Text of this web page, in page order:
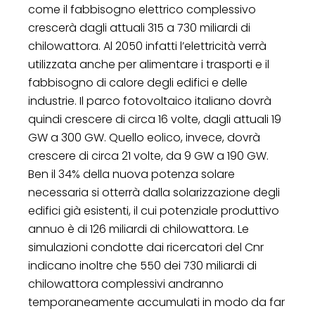
come il fabbisogno elettrico complessivo
crescerà dagli attuali 315 a 730 miliardi di
chilowattora. Al 2050 infatti l’elettricità verrà
utilizzata anche per alimentare i trasporti e il
fabbisogno di calore degli edifici e delle
industrie. Il parco fotovoltaico italiano dovrà
quindi crescere di circa 16 volte, dagli attuali 19
GW a 300 GW. Quello eolico, invece, dovrà
crescere di circa 21 volte, da 9 GW a 190 GW.
Ben il 34% della nuova potenza solare
necessaria si otterrà dalla solarizzazione degli
edifici già esistenti, il cui potenziale produttivo
annuo è di 126 miliardi di chilowattora. Le
simulazioni condotte dai ricercatori del Cnr
indicano inoltre che 550 dei 730 miliardi di
chilowattora complessivi andranno
temporaneamente accumulati in modo da far